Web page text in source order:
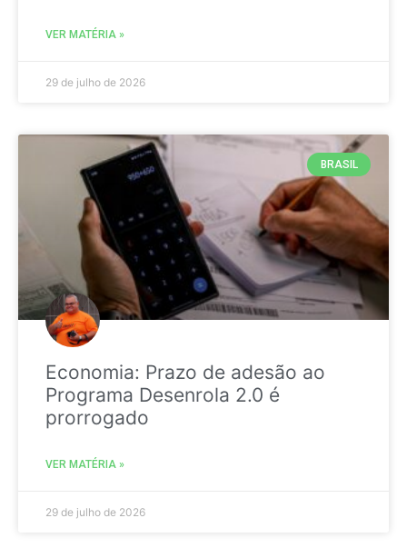
VER MATÉRIA »
29 de julho de 2026
BRASIL
Economia: Prazo de adesão ao
Programa Desenrola 2.0 é
prorrogado
VER MATÉRIA »
29 de julho de 2026